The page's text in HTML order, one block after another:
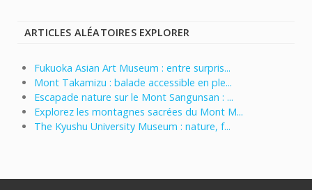
ARTICLES ALÉATOIRES EXPLORER
Fukuoka Asian Art Museum : entre surpris...
Mont Takamizu : balade accessible en ple...
Escapade nature sur le Mont Sangunsan : ...
Explorez les montagnes sacrées du Mont M...
The Kyushu University Museum : nature, f...